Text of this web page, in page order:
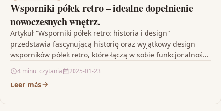
Wsporniki półek retro – idealne dopełnienie
nowoczesnych wnętrz.
Artykuł "Wsporniki półek retro: historia i design"
przedstawia fascynującą historię oraz wyjątkowy design
wsporników półek retro, które łączą w sobie funkcjonalność
4 minut czytania 2025-01-23
Leer más